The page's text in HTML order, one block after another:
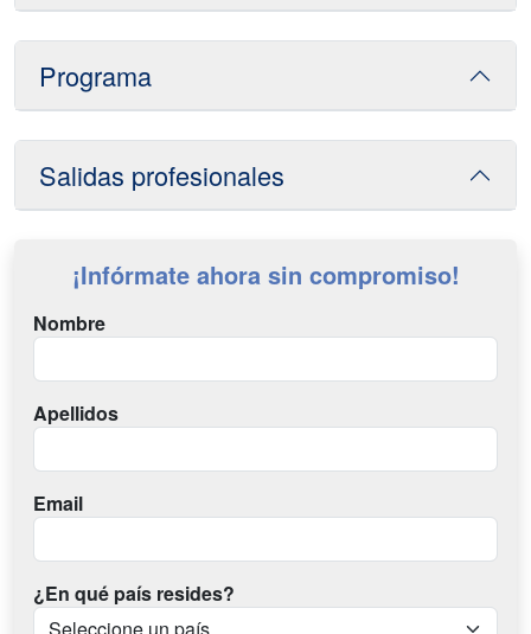
Programa
Salidas profesionales
¡Infórmate ahora sin compromiso!
Nombre
Apellidos
Email
¿En qué país resides?